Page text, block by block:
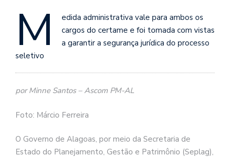
M
edida administrativa vale para ambos os
cargos do certame e foi tomada com vistas
a garantir a segurança jurídica do processo
seletivo
por Minne Santos – Ascom PM-AL
Foto: Márcio Ferreira
O Governo de Alagoas, por meio da Secretaria de
Estado do Planejamento, Gestão e Patrimônio (Seplag),